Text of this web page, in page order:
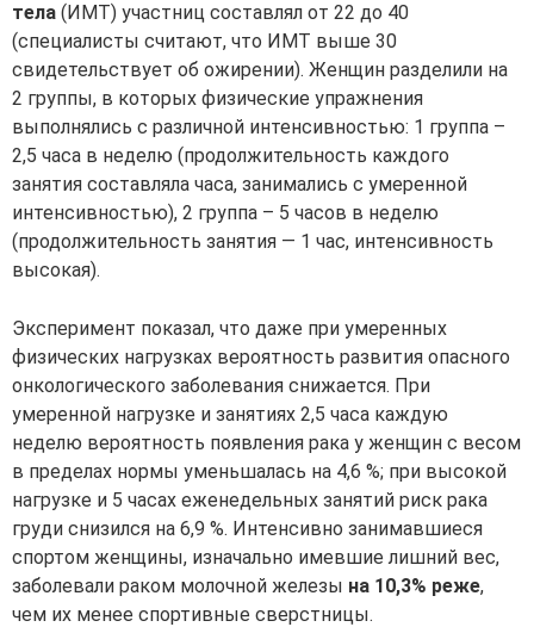
тела (ИМТ) участниц составлял от 22 до 40
(специалисты считают, что ИМТ выше 30
свидетельствует об ожирении). Женщин разделили на
2 группы, в которых физические упражнения
выполнялись с различной интенсивностью: 1 группа –
2,5 часа в неделю (продолжительность каждого
занятия составляла часа, занимались с умеренной
интенсивностью), 2 группа – 5 часов в неделю
(продолжительность занятия — 1 час, интенсивность
высокая).
Эксперимент показал, что даже при умеренных
физических нагрузках вероятность развития опасного
онкологического заболевания снижается. При
умеренной нагрузке и занятиях 2,5 часа каждую
неделю вероятность появления рака у женщин с весом
в пределах нормы уменьшалась на 4,6 %; при высокой
нагрузке и 5 часах еженедельных занятий риск рака
груди снизился на 6,9 %. Интенсивно занимавшиеся
спортом женщины, изначально имевшие лишний вес,
заболевали раком молочной железы на 10,3% реже,
чем их менее спортивные сверстницы.